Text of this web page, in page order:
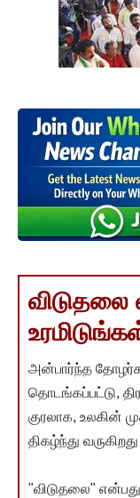
விடுதலை
அன்பார்ந்த
தொடங்கப்பட்டு,
குரலாக, உலகின்
திகழ்ந்து
"விடுதலை"